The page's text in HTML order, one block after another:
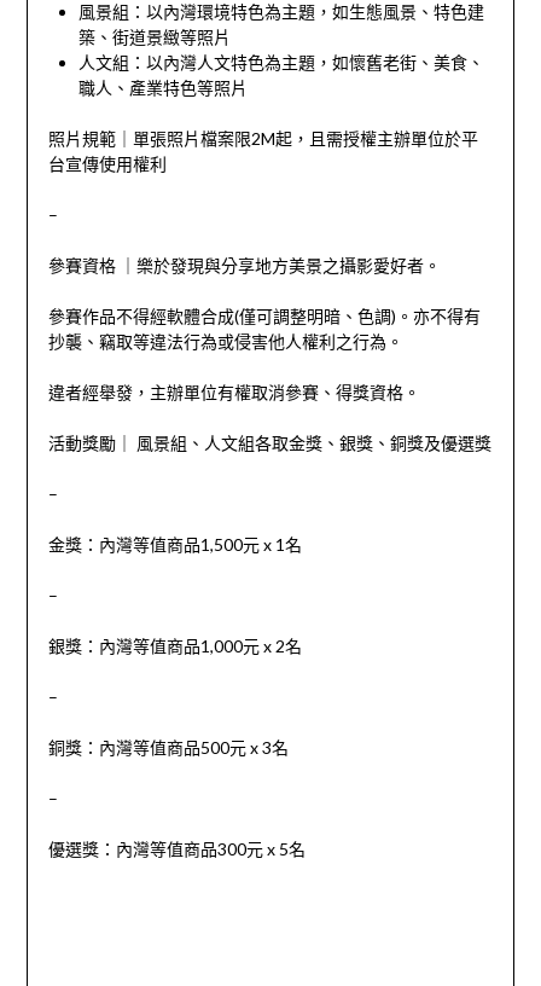
風景組：以內灣環境特色為主題，如生態風景、特色建
築、街道景緻等照片
人文組：以內灣人文特色為主題，如懷舊老街、美食、
職人、產業特色等照片
照片規範｜單張照片檔案限2M起，且需授權主辦單位於平
台宣傳使用權利
–
參賽資格 ｜樂於發現與分享地方美景之攝影愛好者。
參賽作品不得經軟體合成(僅可調整明暗、色調)。亦不得有
抄襲、竊取等違法行為或侵害他人權利之行為。
違者經舉發，主辦單位有權取消參賽、得獎資格。
活動獎勵｜ 風景組、人文組各取金獎、銀獎、銅獎及優選獎
–
金獎：內灣等值商品1,500元 x 1名
–
銀獎：內灣等值商品1,000元 x 2名
–
銅獎：內灣等值商品500元 x 3名
–
優選獎：內灣等值商品300元 x 5名